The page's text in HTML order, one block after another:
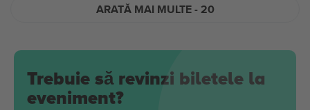
ARATĂ MAI MULTE- 20
Trebuie să revinzi biletele la
eveniment?